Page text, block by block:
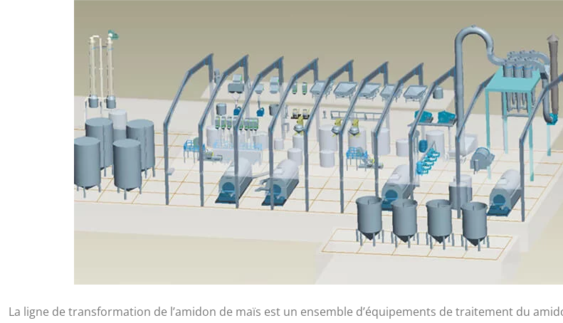
La ligne de transformation de l’amidon de maïs est un ensemble d’équipements de traitement du